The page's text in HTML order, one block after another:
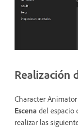
Realización
Character
Escena del espacio
realizar las